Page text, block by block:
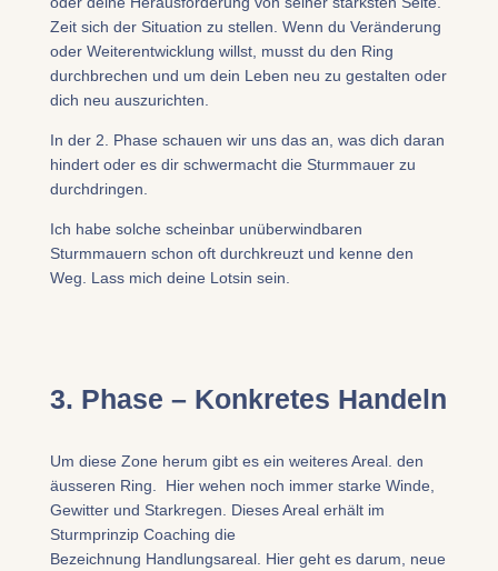
Zeit sich der Situation zu stellen. Wenn du Veränderung
oder Weiterentwicklung willst, musst du den Ring
durchbrechen und um dein Leben neu zu gestalten oder
dich neu auszurichten.
In der 2. Phase schauen wir uns das an, was dich daran
hindert oder es dir schwermacht die Sturmmauer zu
durchdringen.
Ich habe solche scheinbar unüberwindbaren
Sturmmauern schon oft durchkreuzt und kenne den
Weg. Lass mich deine Lotsin sein.
3. Phase – Konkretes Handeln
​Um diese Zone herum gibt es ein weiteres Areal. den
äusseren Ring. Hier wehen noch immer starke Winde,
Gewitter und Starkregen. Dieses Areal erhält im
Sturmprinzip Coaching die
Bezeichnung Handlungsareal. Hier geht es darum, neue